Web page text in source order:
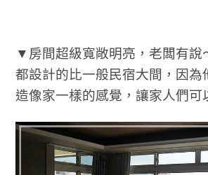
▼房間超級寬敞明亮，老闆有說
都設計的比一般民宿大間，因為
造像家一樣的感覺，讓家人們可